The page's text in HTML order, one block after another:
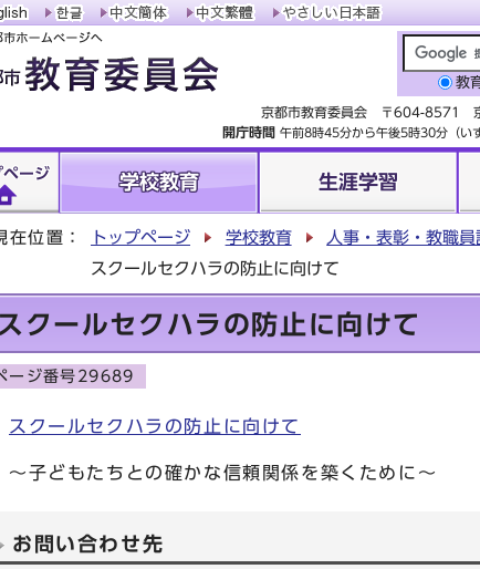
教
京都市教育委員会 〒604-8571
開庁時間 午前8時45分から午後5時30分（い
ページ 学校教育 生涯学習
在位置： トップページ 学校教育 人事・表彰・教職
スクールセクハラの防止に向けて
スクールセクハラの防止に向けて
ージ番号29689
スクールセクハラの防止に向けて
～子どもたちとの確かな信頼関係を築くために～
お問い合わせ先